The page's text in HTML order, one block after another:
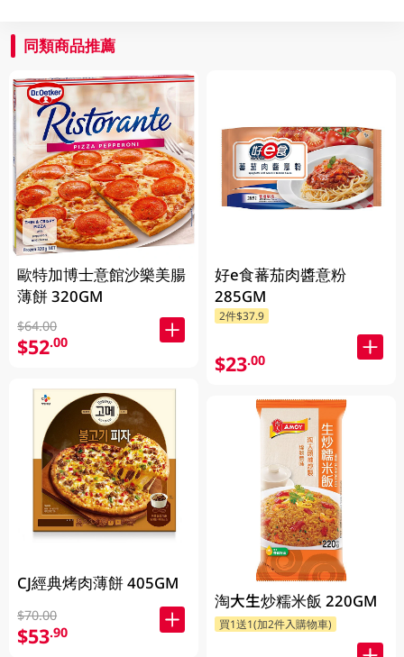
同類商品推薦
歐特加博士意館沙樂美腸
薄餅 320GM
$64.00
$52.00
CJ經典烤肉薄餅 405GM
$70.00
$53.90
好e食蕃茄肉醬意粉
285GM
2件$37.9
$23.00
淘大生炒糯米飯 220GM
買1送1(加2件入購物車)